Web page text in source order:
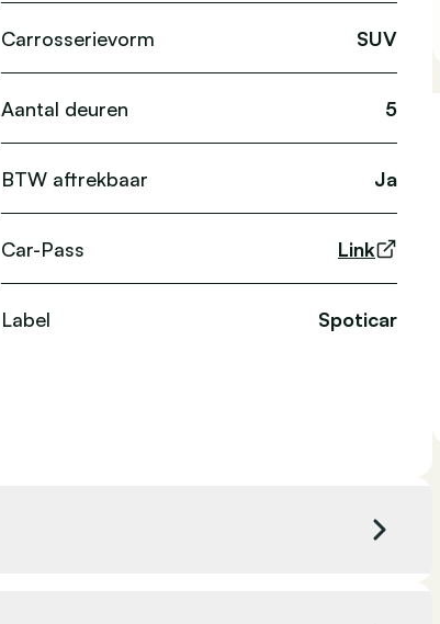
Carrosserievorm SUV
Aantal deuren 5
BTW aftrekbaar Ja
Car-Pass Link
Label Spoticar